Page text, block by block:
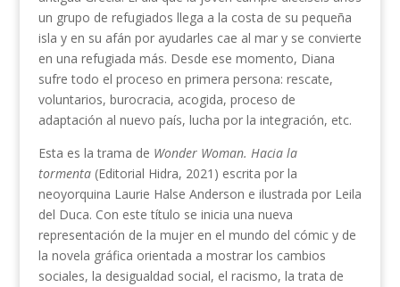
un grupo de refugiados llega a la costa de su pequeña
isla y en su afán por ayudarles cae al mar y se convierte
en una refugiada más. Desde ese momento, Diana
sufre todo el proceso en primera persona: rescate,
voluntarios, burocracia, acogida, proceso de
adaptación al nuevo país, lucha por la integración, etc.
Esta es la trama de Wonder Woman. Hacia la
tormenta (Editorial Hidra, 2021) escrita por la
neoyorquina Laurie Halse Anderson e ilustrada por Leila
del Duca. Con este título se inicia una nueva
representación de la mujer en el mundo del cómic y de
la novela gráfica orientada a mostrar los cambios
sociales, la desigualdad social, el racismo, la trata de